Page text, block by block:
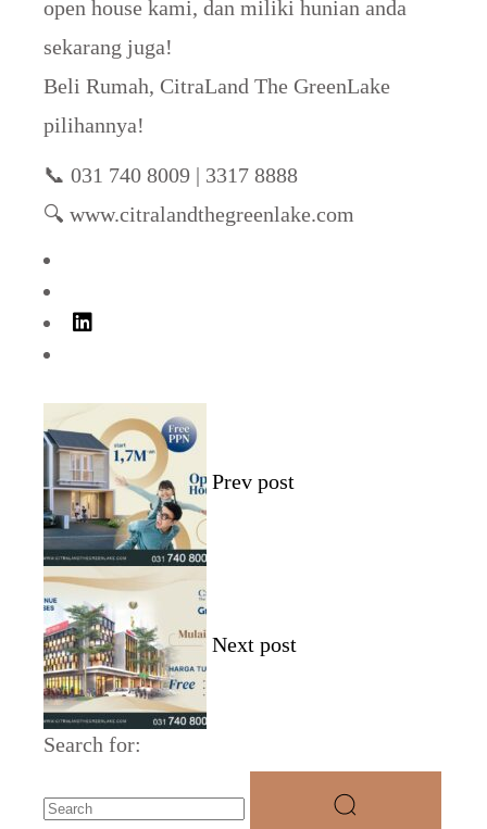
open house kami, dan miliki hunian anda
sekarang juga!
Beli Rumah, CitraLand The GreenLake
pilihannya!
📞 031 740 8009 | 3317 8888
🔍 www.citralandthegreenlake.com
Prev post
Next post
Search for: